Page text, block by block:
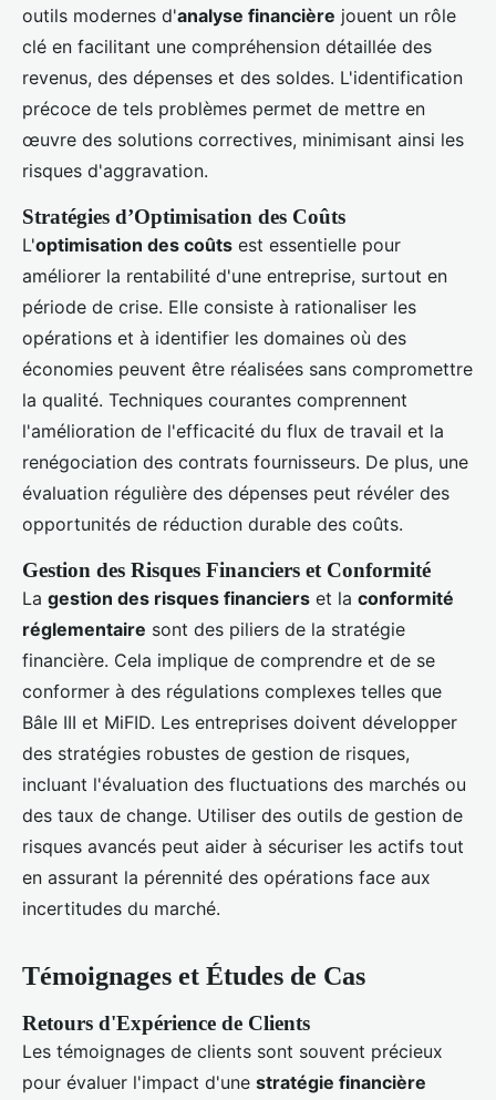
outils modernes d'analyse financière jouent un rôle
clé en facilitant une compréhension détaillée des
revenus, des dépenses et des soldes. L'identification
précoce de tels problèmes permet de mettre en
œuvre des solutions correctives, minimisant ainsi les
risques d'aggravation.
Stratégies d’Optimisation des Coûts
L'optimisation des coûts est essentielle pour
améliorer la rentabilité d'une entreprise, surtout en
période de crise. Elle consiste à rationaliser les
opérations et à identifier les domaines où des
économies peuvent être réalisées sans compromettre
la qualité. Techniques courantes comprennent
l'amélioration de l'efficacité du flux de travail et la
renégociation des contrats fournisseurs. De plus, une
évaluation régulière des dépenses peut révéler des
opportunités de réduction durable des coûts.
Gestion des Risques Financiers et Conformité
La gestion des risques financiers et la conformité
réglementaire sont des piliers de la stratégie
financière. Cela implique de comprendre et de se
conformer à des régulations complexes telles que
Bâle III et MiFID. Les entreprises doivent développer
des stratégies robustes de gestion de risques,
incluant l'évaluation des fluctuations des marchés ou
des taux de change. Utiliser des outils de gestion de
risques avancés peut aider à sécuriser les actifs tout
en assurant la pérennité des opérations face aux
incertitudes du marché.
Témoignages et Études de Cas
Retours d'Expérience de Clients
Les témoignages de clients sont souvent précieux
pour évaluer l'impact d'une stratégie financière